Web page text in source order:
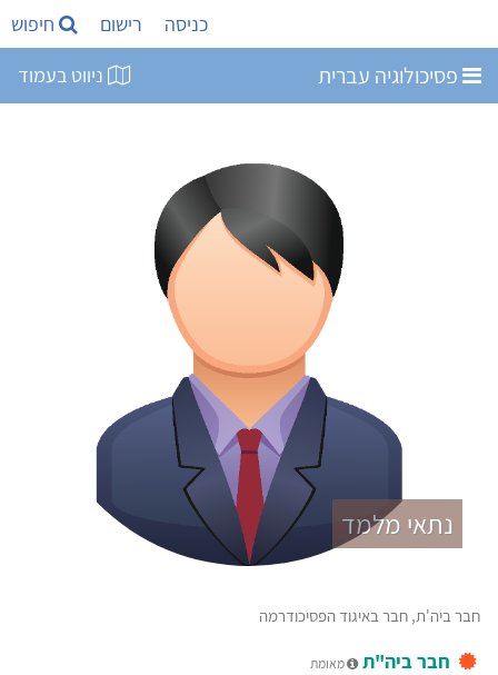
כניסה רישום חיפוש
פסיכולוגיה עברית ניווט בעמוד
נתאי מלמד
חבר ביה'ת, חבר באיגוד הפסיכודרמה
חבר ביה"ת מאומת